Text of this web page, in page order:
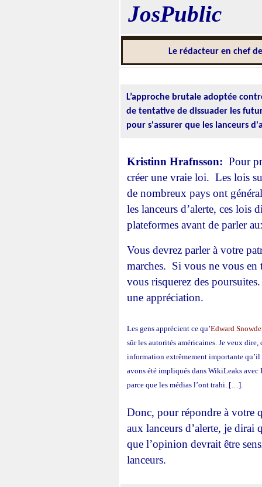
JosPublic
Le rédacteur en chef
L’approche brutale adoptée
de tentative de dissuader les
pour s'assurer que les lanceurs
Kristinn Hrafnsson: Pour
créer une vraie loi. Les lois
de nombreux pays ont
les lanceurs d’alerte, ces lois
plateformes avant de parler
Vous devrez parler à votre
marches. Si vous ne vous en
vous risquerez des
une appréciation.
Les gens apprécient ce qu’Edward
sûr les autorités américaines. Je veux dire,
information extrêmement importante
avons été impliqués dans WikiLeaks avec
parce que les médias l’ont trahi. […].
Donc, pour répondre à votre
aux lanceurs d’alerte, je dirai
que l’opinion devrait être
lanceurs.